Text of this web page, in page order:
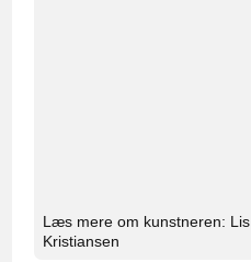
Læs mere om kunstneren: Lis
Kristiansen